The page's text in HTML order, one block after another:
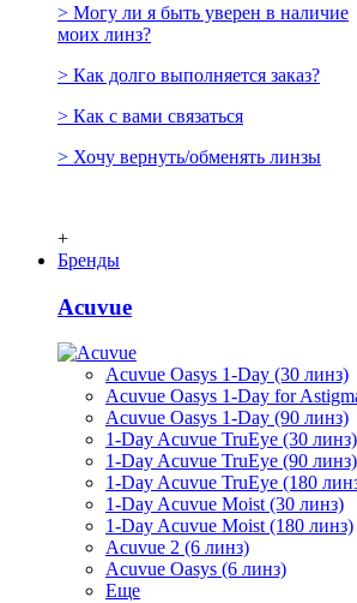
> Могу ли я быть уверен в наличие
моих линз?
> Как долго выполняется заказ?
> Как с вами связаться
> Хочу вернуть/обменять линзы
+
Бренды
Acuvue
Acuvue Oasys 1-Day (30 линз)
Acuvue Oasys 1-Day for
Acuvue Oasys 1-Day (90 линз)
1-Day Acuvue TruEye (30 линз)
1-Day Acuvue TruEye (90 линз)
1-Day Acuvue TruEye (180
1-Day Acuvue Moist (30 линз)
1-Day Acuvue Moist (180 линз)
Acuvue 2 (6 линз)
Acuvue Oasys (6 линз)
Еще